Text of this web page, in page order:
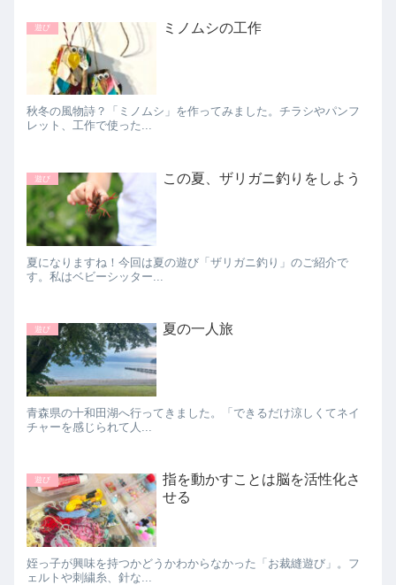
遊び ミノムシの工作
秋冬の風物詩？「ミノムシ」を作ってみました。チラシやパンフ
レット、工作で使った...
遊び この夏、ザリガニ釣りをしよう
夏になりますね！今回は夏の遊び「ザリガニ釣り」のご紹介で
す。私はベビーシッター...
遊び 夏の一人旅
青森県の十和田湖へ行ってきました。「できるだけ涼しくてネイ
チャーを感じられて人...
遊び
指を動かすことは脳を活性化さ
せる
姪っ子が興味を持つかどうかわからなかった「お裁縫遊び」。フ
ェルトや刺繍糸、針な...